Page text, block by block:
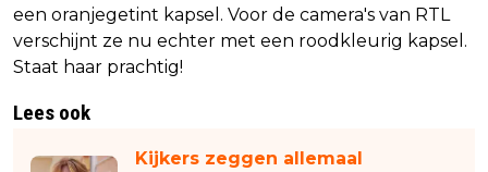
een oranjegetint kapsel. Voor de camera's van RTL
verschijnt ze nu echter met een roodkleurig kapsel.
Staat haar prachtig!
Lees ook
Kijkers zeggen allemaal